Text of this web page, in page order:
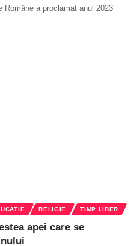
a proclamat anul 2023
RELIGIE TIMP LIBER
apei care se